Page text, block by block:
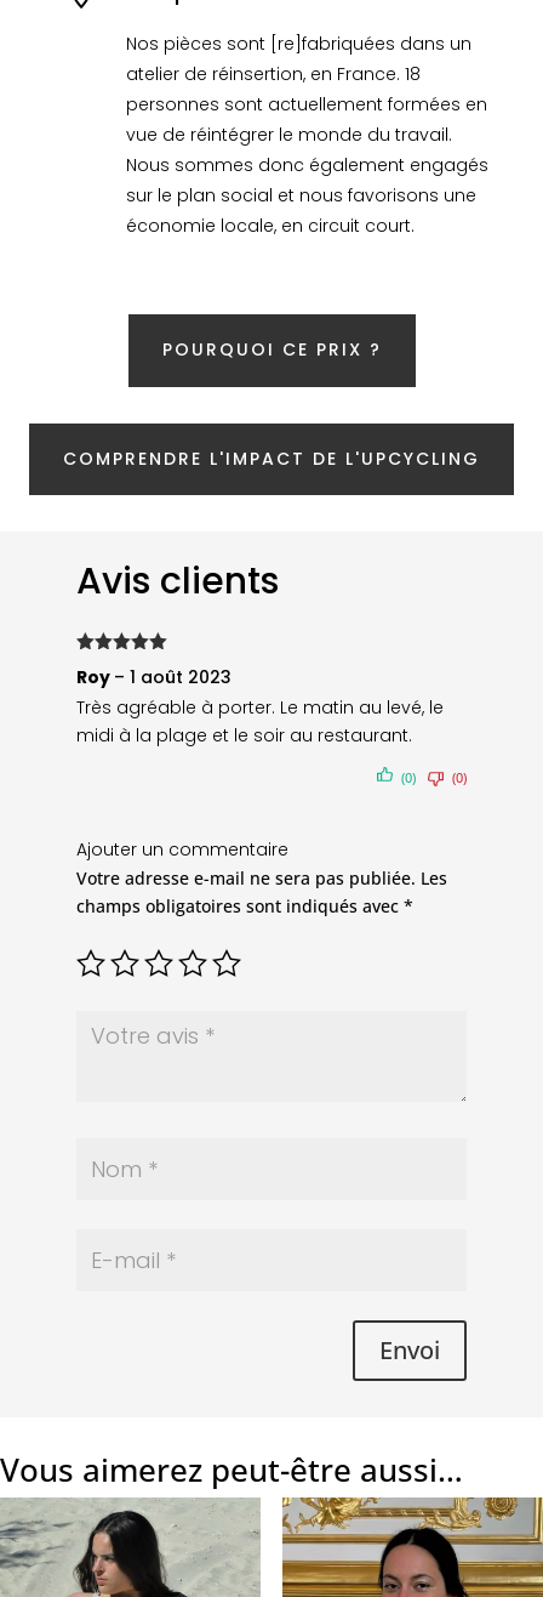
Nos pièces sont [re]fabriquées dans un
atelier de réinsertion, en France. 18
personnes sont actuellement formées en
vue de réintégrer le monde du travail.
Nous sommes donc également engagés
sur le plan social et nous favorisons une
économie locale, en circuit court.
POURQUOI CE PRIX ?
COMPRENDRE L'IMPACT DE L'UPCYCLING
Avis clients
sur
5
Roy – 1 août 2023
Très agréable à porter. Le matin au levé, le
midi à la plage et le soir au restaurant.
(0) (0)
Ajouter un commentaire
Votre adresse e-mail ne sera pas publiée. Les
champs obligatoires sont indiqués avec *
Envoi
Vous aimerez peut-être aussi…